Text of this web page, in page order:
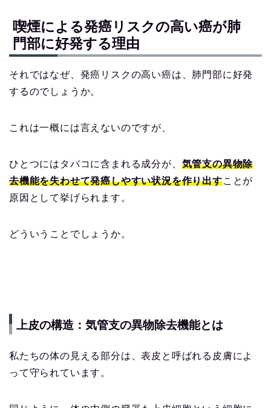
喫煙による発癌リスクの高い癌が肺
門部に好発する理由
それではなぜ、発癌リスクの高い癌は、肺門部に好発
するのでしょうか。
これは一概には言えないのですが、
ひとつにはタバコに含まれる成分が、 気管支の異物除
去機能を失わせて発癌しやすい状況を作り出すことが
原因として挙げられます。
どういうことでしょうか。
上皮の構造：気管支の異物除去機能とは
私たちの体の見える部分は、表皮と呼ばれる皮膚によ
って守られています。